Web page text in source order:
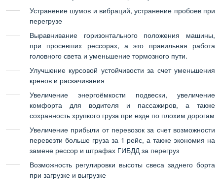
Устранение шумов и вибраций, устранение пробоев при
перегрузе
Выравнивание горизонтального положения машины,
при просевших рессорах, а это правильная работа
головного света и уменьшение тормозного пути.
Улучшение курсовой устойчивости за счет уменьшения
кренов и раскачивания
Увеличение энергоёмкости подвески, увеличение
комфорта для водителя и пассажиров, а также
сохранность хрупкого груза при езде по плохим дорогам
Увеличение прибыли от перевозок за счет возможности
перевезти больше груза за 1 рейс, а также экономия на
замене рессор и штрафах ГИБДД за перегруз
Возможность регулировки высоты свеса заднего борта
при загрузке и выгрузке